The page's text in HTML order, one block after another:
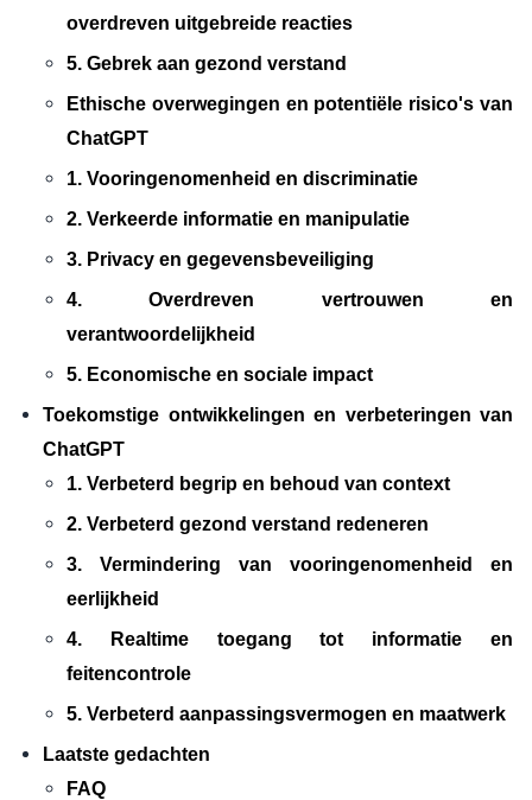
overdreven uitgebreide reacties
5. Gebrek aan gezond verstand
Ethische overwegingen en potentiële risico's van
ChatGPT
1. Vooringenomenheid en discriminatie
2. Verkeerde informatie en manipulatie
3. Privacy en gegevensbeveiliging
4. Overdreven vertrouwen en
verantwoordelijkheid
5. Economische en sociale impact
Toekomstige ontwikkelingen en verbeteringen van
ChatGPT
1. Verbeterd begrip en behoud van context
2. Verbeterd gezond verstand redeneren
3. Vermindering van vooringenomenheid en
eerlijkheid
4. Realtime toegang tot informatie en
feitencontrole
5. Verbeterd aanpassingsvermogen en maatwerk
Laatste gedachten
FAQ